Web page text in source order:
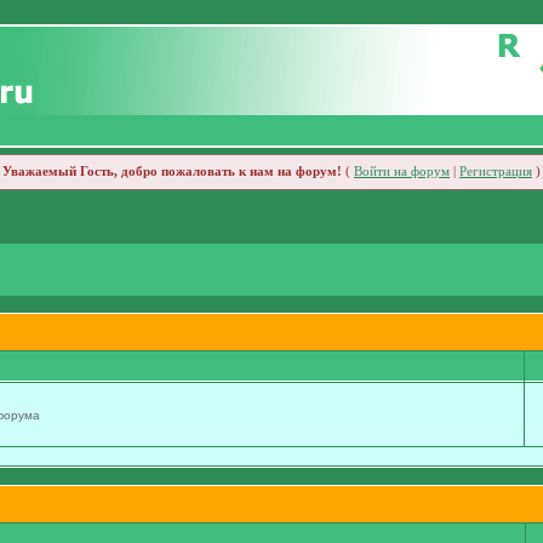
Уважаемый Гость, добро пожаловать к нам на форум! ( Войти на форум Регистрация )